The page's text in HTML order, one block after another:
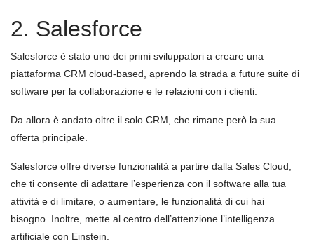
2. Salesforce
Salesforce è stato uno dei primi sviluppatori a creare una
piattaforma CRM cloud-based, aprendo la strada a future suite di
software per la collaborazione e le relazioni con i clienti.
Da allora è andato oltre il solo CRM, che rimane però la sua
offerta principale.
Salesforce offre diverse funzionalità a partire dalla Sales Cloud,
che ti consente di adattare l’esperienza con il software alla tua
attività e di limitare, o aumentare, le funzionalità di cui hai
bisogno. Inoltre, mette al centro dell’attenzione l’intelligenza
artificiale con Einstein.